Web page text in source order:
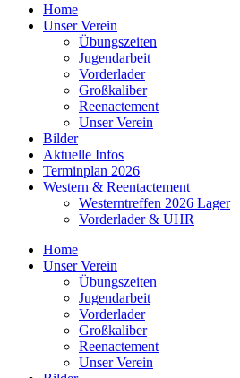
Home
Unser Verein
Übungszeiten
Jugendarbeit
Vorderlader
Großkaliber
Reenactement
Unser Verein
Bilder
Aktuelle Infos
Terminplan 2026
Western & Reentactement
Westerntreffen 2026 Lager
Vorderlader & UHR
Home
Unser Verein
Übungszeiten
Jugendarbeit
Vorderlader
Großkaliber
Reenactement
Unser Verein